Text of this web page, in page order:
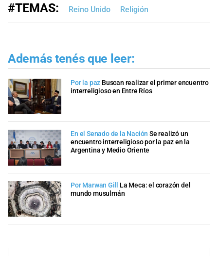
#TEMAS: Reino Unido Religión
Además tenés que leer:
Por la paz Buscan realizar el primer encuentro
interreligioso en Entre Ríos
En el Senado de la Nación Se realizó un
encuentro interreligioso por la paz en la
Argentina y Medio Oriente
Por Marwan Gill
La Meca: el corazón del
mundo musulmán